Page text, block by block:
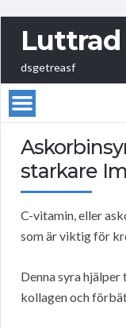
Luttrad
dsgetreasf
starkare
C-vitamin, eller
som är viktig för
Denna syra
kollagen och